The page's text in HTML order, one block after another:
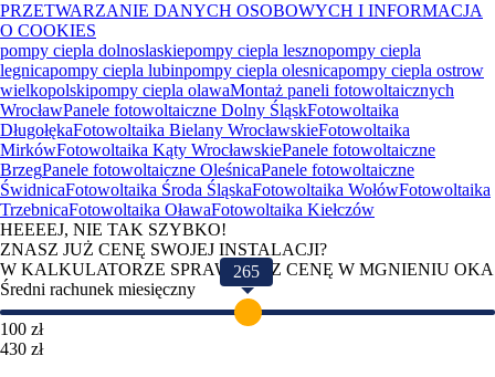
PRZETWARZANIE DANYCH OSOBOWYCH I INFORMACJA
O COOKIES
pompy ciepla dolnoslaskiepompy ciepla lesznopompy ciepla
legnicapompy ciepla lubinpompy ciepla olesnicapompy ciepla ostrow
wielkopolskipompy ciepla olawaMontaż paneli fotowoltaicznych
WrocławPanele fotowoltaiczne Dolny ŚląskFotowoltaika
DługołękaFotowoltaika Bielany WrocławskieFotowoltaika
MirkówFotowoltaika Kąty WrocławskiePanele fotowoltaiczne
BrzegPanele fotowoltaiczne OleśnicaPanele fotowoltaiczne
ŚwidnicaFotowoltaika Środa ŚląskaFotowoltaika WołówFotowoltaika
TrzebnicaFotowoltaika OławaFotowoltaika Kiełczów
HEEEEJ, NIE TAK SZYBKO!
ZNASZ JUŻ CENĘ SWOJEJ INSTALACJI?
W KALKULATORZE SPRAWDZISZ CENĘ W MGNIENIU OKA
Średni rachunek miesięczny
265
100 zł
430 zł